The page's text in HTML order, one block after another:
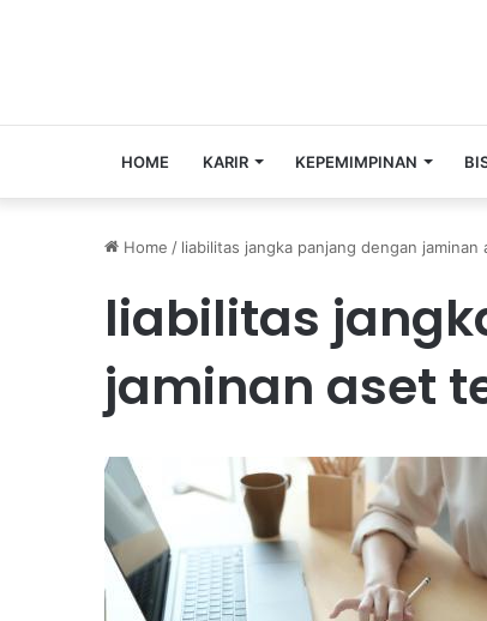
HOME KARIR KEPEMIMPINAN
Home / liabilitas jangka panjang dengan jaminan
liabilitas
jaminan aset